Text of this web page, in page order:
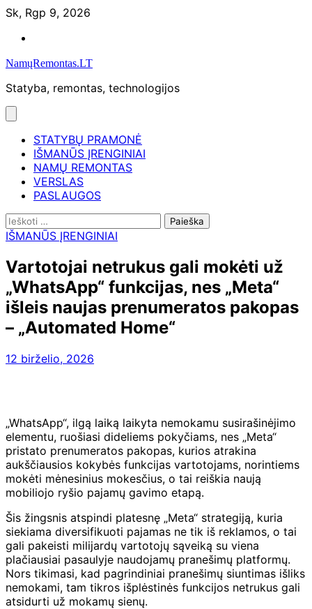
Skip
content
Sk, Rgp 9, 2026
NamųRemontas.LT
Statyba, remontas, technologijos
STATYBŲ PRAMONĖ
IŠMANŪS ĮRENGINIAI
NAMŲ REMONTAS
VERSLAS
PASLAUGOS
Ieškoti:
IŠMANŪS ĮRENGINIAI
Vartotojai netrukus gali mokėti už
„WhatsApp“ funkcijas, nes „Meta“
išleis naujas prenumeratos pakopas
– „Automated Home“
12 birželio, 2026
„WhatsApp“, ilgą laiką laikyta nemokamu susirašinėjimo
elementu, ruošiasi dideliems pokyčiams, nes „Meta“
pristato prenumeratos pakopas, kurios atrakina
aukščiausios kokybės funkcijas vartotojams, norintiems
mokėti mėnesinius mokesčius, o tai reiškia naują
mobiliojo ryšio pajamų gavimo etapą.
Šis žingsnis atspindi platesnę „Meta“ strategiją, kuria
siekiama diversifikuoti pajamas ne tik iš reklamos, o tai
gali pakeisti milijardų vartotojų sąveiką su viena
plačiausiai pasaulyje naudojamų pranešimų platformų.
Nors tikimasi, kad pagrindiniai pranešimų siuntimas išliks
nemokami, tam tikros išplėstinės funkcijos netrukus gali
atsidurti už mokamų sienų.